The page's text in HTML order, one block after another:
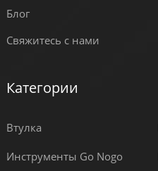
Блог
Свяжитесь с нами
Категории
Втулка
Инструменты Go Nogo